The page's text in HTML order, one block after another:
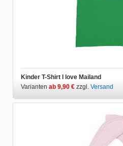
Kinder T-Shirt I love Mailand
Varianten ab 9,90 € zzgl. Versand